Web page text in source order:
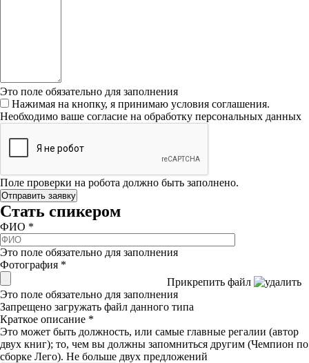
Это поле обязательно для заполнения
Нажимая на кнопку, я принимаю условия соглашения.
Необходимо ваше согласие на обработку персональных данных
Поле проверки на робота должно быть заполнено.
Стать спикером
ФИО *
Это поле обязательно для заполнения
Фотография *
Прикрепить файл
Это поле обязательно для заполнения
Запрещено загружать файл данного типа
Краткое описание *
Это может быть должность, или самые главные регалии (автор
двух книг); то, чем вы должны запомниться другим (Чемпион по
сборке Лего). Не больше двух предложений